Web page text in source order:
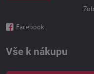
Facebook
Vše k nákupu